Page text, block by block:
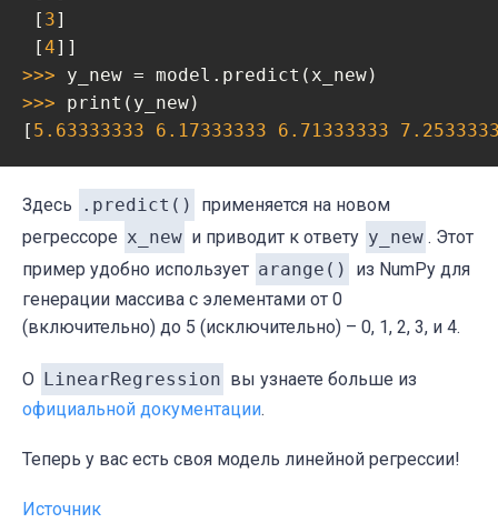
[ 3]
[4
>>>
>>> print(y_new)
[ 5.63333333 6.17333333 6.71333333
Здесь .predict()
применяется на новом
регрессоре x_new и приводит к ответу y_new . Этот
пример удобно использует arange()
из NumPy для
генерации массива с элементами от 0
(включительно) до 5 (исключительно) – 0, 1, 2, 3, и 4.
О LinearRegression вы узнаете больше из
официальной документации.
Теперь у вас есть своя модель линейной регрессии!
Источник